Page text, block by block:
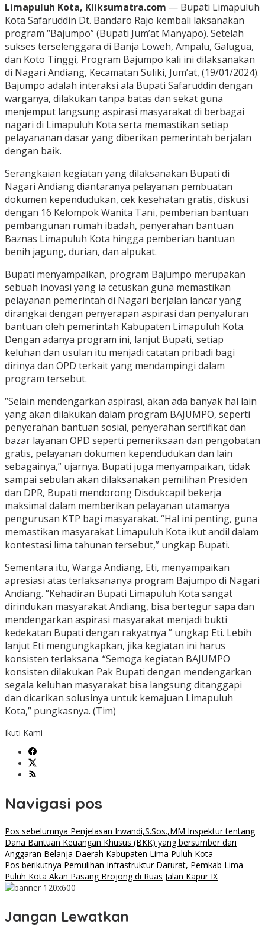
Limapuluh Kota, Kliksumatra.com — Bupati Limapuluh
Kota Safaruddin Dt. Bandaro Rajo kembali laksanakan
program “Bajumpo” (Bupati Jum’at Manyapo). Setelah
sukses terselenggara di Banja Loweh, Ampalu, Galugua,
dan Koto Tinggi, Program Bajumpo kali ini dilaksanakan
di Nagari Andiang, Kecamatan Suliki, Jum’at, (19/01/2024).
Bajumpo adalah interaksi ala Bupati Safaruddin dengan
warganya, dilakukan tanpa batas dan sekat guna
menjemput langsung aspirasi masyarakat di berbagai
nagari di Limapuluh Kota serta memastikan setiap
pelayananan dasar yang diberikan pemerintah berjalan
dengan baik.
Serangkaian kegiatan yang dilaksanakan Bupati di
Nagari Andiang diantaranya pelayanan pembuatan
dokumen kependudukan, cek kesehatan gratis, diskusi
dengan 16 Kelompok Wanita Tani, pemberian bantuan
pembangunan rumah ibadah, penyerahan bantuan
Baznas Limapuluh Kota hingga pemberian bantuan
benih jagung, durian, dan alpukat.
Bupati menyampaikan, program Bajumpo merupakan
sebuah inovasi yang ia cetuskan guna memastikan
pelayanan pemerintah di Nagari berjalan lancar yang
dirangkai dengan penyerapan aspirasi dan penyaluran
bantuan oleh pemerintah Kabupaten Limapuluh Kota.
Dengan adanya program ini, lanjut Bupati, setiap
keluhan dan usulan itu menjadi catatan pribadi bagi
dirinya dan OPD terkait yang mendampingi dalam
program tersebut.
“Selain mendengarkan aspirasi, akan ada banyak hal lain
yang akan dilakukan dalam program BAJUMPO, seperti
penyerahan bantuan sosial, penyerahan sertifikat dan
bazar layanan OPD seperti pemeriksaan dan pengobatan
gratis, pelayanan dokumen kependudukan dan lain
sebagainya,” ujarnya. Bupati juga menyampaikan, tidak
sampai sebulan akan dilaksanakan pemilihan Presiden
dan DPR, Bupati mendorong Disdukcapil bekerja
maksimal dalam memberikan pelayanan utamanya
pengurusan KTP bagi masyarakat. “Hal ini penting, guna
memastikan masyarakat Limapuluh Kota ikut andil dalam
kontestasi lima tahunan tersebut,” ungkap Bupati.
Sementara itu, Warga Andiang, Eti, menyampaikan
apresiasi atas terlaksananya program Bajumpo di Nagari
Andiang. “Kehadiran Bupati Limapuluh Kota sangat
dirindukan masyarakat Andiang, bisa bertegur sapa dan
mendengarkan aspirasi masyarakat menjadi bukti
kedekatan Bupati dengan rakyatnya ” ungkap Eti. Lebih
lanjut Eti mengungkapkan, jika kegiatan ini harus
konsisten terlaksana. “Semoga kegiatan BAJUMPO
konsisten dilakukan Pak Bupati dengan mendengarkan
segala keluhan masyarakat bisa langsung ditanggapi
dan dicarikan solusinya untuk kemajuan Limapuluh
Kota,” pungkasnya. (Tim)
Ikuti Kami
Navigasi pos
Pos sebelumnya Penjelasan Irwandi,S.Sos.,MM Inspektur tentang
Dana Bantuan Keuangan Khusus (BKK) yang bersumber dari
Anggaran Belanja Daerah Kabupaten Lima Puluh Kota
Pos berikutnya Pemulihan Infrastruktur Darurat, Pemkab Lima
Puluh Kota Akan Pasang Brojong di Ruas Jalan Kapur IX
Jangan Lewatkan